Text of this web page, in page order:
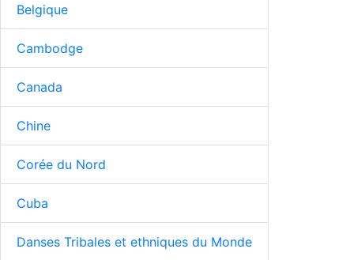
Belgique
Cambodge
Canada
Chine
Corée du Nord
Cuba
Danses Tribales et ethniques du Monde